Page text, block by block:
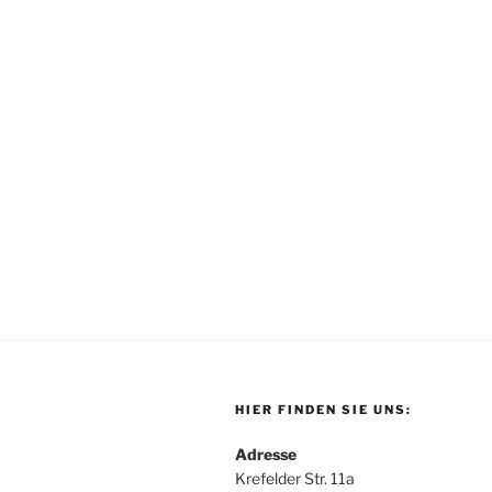
HIER FINDEN SIE UNS:
Adresse
Krefelder Str. 11a